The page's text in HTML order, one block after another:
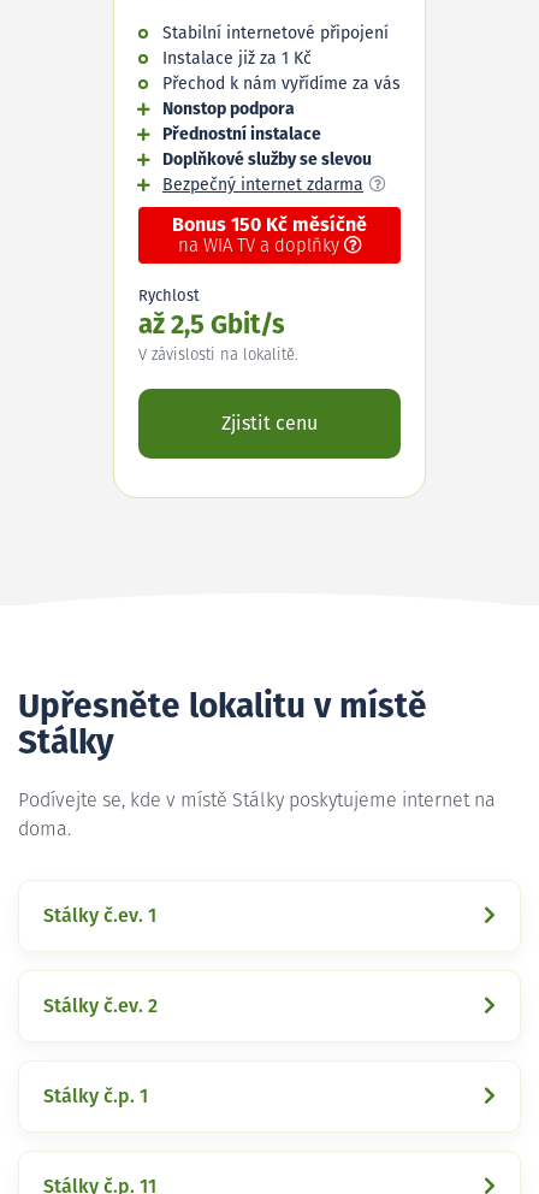
Stabilní internetové připojení
Instalace již za 1 Kč
Přechod k nám vyřídíme za vás
Nonstop podpora
Přednostní instalace
Doplňkové služby se slevou
Bezpečný internet zdarma
Bonus 150 Kč měsíčně
na WIA TV a doplňky
Rychlost
až 2,5 Gbit/s
V závislosti na lokalitě.
Zjistit cenu
Upřesněte lokalitu v místě
Stálky
Podívejte se, kde v místě Stálky poskytujeme internet na
doma.
Stálky č.ev. 1
Stálky č.ev. 2
Stálky č.p. 1
Stálky č.p. 11